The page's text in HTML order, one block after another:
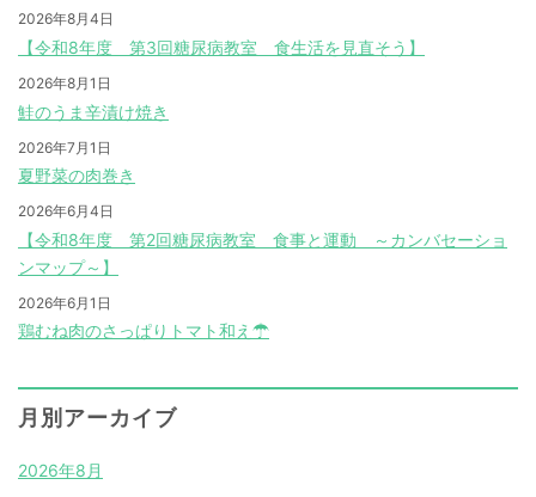
【令和8年度 第3回糖尿病教室 食生活を見直そう】
2026年8月4日
鮭のうま辛漬け焼き
2026年8月1日
夏野菜の肉巻き
2026年7月1日
【令和8年度 第2回糖尿病教室 食事と運動 ～カンバセーショ
ンマップ～】
2026年6月4日
鶏むね肉のさっぱりトマト和え☂
2026年6月1日
月別アーカイブ
2026年8月